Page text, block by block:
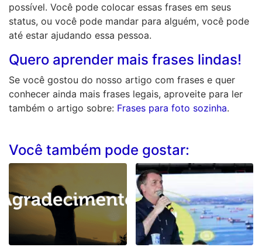
possível. Você pode colocar essas frases em seus
status, ou você pode mandar para alguém, você pode
até estar ajudando essa pessoa.
Quero aprender mais frases lindas!
Se você gostou do nosso artigo com frases e quer
conhecer ainda mais frases legais, aproveite para ler
também o artigo sobre: Frases para foto sozinha.
Você também pode gostar: